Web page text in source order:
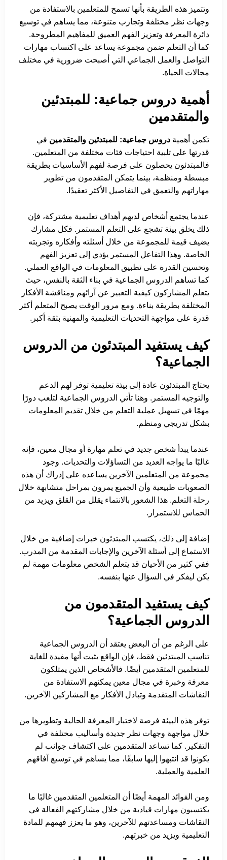
وتتميز هذه الطريقة بأنها تسمح للمتعلمين بالاستفادة من
وجهات نظر مختلفة وتجارب متنوعة، مما يساهم في توسيع
دائرة المعرفة وتعزيز الفهم العميق للمفاهيم المطروحة.
كما أن التعلم ضمن مجموعة يساعد على اكتساب مهارات
التواصل والعمل الجماعي التي أصبحت ضرورية في مختلف
مجالات الحياة.
أهمية دروس جماعية: للمبتدئين
والمتقدمين
تكمن أهمية دروس جماعية: للمبتدئين والمتقدمين في
قدرتها على تلبية احتياجات فئات مختلفة من المتعلمين.
فالمبتدئون يحصلون على فرصة لفهم الأساسيات بطريقة
مبسطة ومنظمة، بينما يتمكن المتقدمون من تطوير
مهاراتهم والتعمق في التفاصيل الأكثر تعقيدًا.
عندما يجتمع أشخاص لديهم أهداف تعليمية مشتركة، فإن
ذلك يخلق بيئة تشجع على التعلم المستمر. فكل مشارك
يضيف قيمة للمجموعة من خلال أسئلته وأفكاره وتجربته
الخاصة. وهذا التفاعل المستمر يؤدي إلى تعزيز الفهم
وتحسين القدرة على تطبيق المعلومات في الواقع العملي.
كما تساهم الدروس الجماعية في بناء الثقة بالنفس، حيث
يتعلم المشاركون كيفية التعبير عن آرائهم ومناقشة الأفكار
المختلفة بطريقة بناءة. ومع مرور الوقت يصبح المتعلم أكثر
قدرة على مواجهة التحديات التعليمية والمهنية بثقة أكبر.
كيف يستفيد المبتدئون من الدروس
الجماعية؟
يحتاج المبتدئون عادة إلى بيئة تعليمية توفر لهم الدعم
والتوجيه المستمر. وهنا تأتي الدروس الجماعية لتلعب دورًا
مهمًا في تسهيل عملية التعلم من خلال تقديم المعلومات
بشكل تدريجي ومنظم.
عندما يبدأ شخص جديد في تعلم مهارة أو مجال معين، فإنه
غالبًا ما يواجه العديد من التساؤلات والتحديات. وجود
مجموعة من المتعلمين الآخرين يساعده على إدراك أن هذه
الصعوبات طبيعية وأن الجميع يمرون بمراحل متشابهة خلال
رحلة التعلم. هذا الشعور بالانتماء يقلل من القلق ويزيد من
الحماس للاستمرار.
إضافة إلى ذلك، يكتسب المبتدئون خبرات إضافية من خلال
الاستماع إلى أسئلة الآخرين والإجابات المقدمة من المدرب.
ففي كثير من الأحيان قد يتعلم الشخص معلومات مهمة لم
يكن ليفكر في السؤال عنها بنفسه.
كيف يستفيد المتقدمون من
الدروس الجماعية؟
على الرغم من أن البعض يعتقد أن الدروس الجماعية
تناسب المبتدئين فقط، فإن الواقع يثبت أنها مفيدة للغاية
للمتعلمين المتقدمين أيضًا. فالأشخاص الذين يمتلكون
معرفة وخبرة في مجال معين يمكنهم الاستفادة من
النقاشات المتقدمة وتبادل الأفكار مع المشاركين الآخرين.
توفر هذه البيئة فرصة لاختبار المعرفة الحالية وتطويرها من
خلال مواجهة وجهات نظر جديدة وأساليب مختلفة في
التفكير. كما تساعد المتقدمين على اكتشاف جوانب لم
يكونوا قد انتبهوا إليها سابقًا، مما يساهم في توسيع آفاقهم
العلمية والعملية.
ومن الفوائد المهمة أيضًا أن المتعلمين المتقدمين غالبًا ما
يكتسبون مهارات قيادية من خلال مشاركتهم الفعالة في
النقاشات ومساعدتهم للآخرين، وهو ما يعزز فهمهم للمادة
التعليمية ويزيد من خبرتهم.